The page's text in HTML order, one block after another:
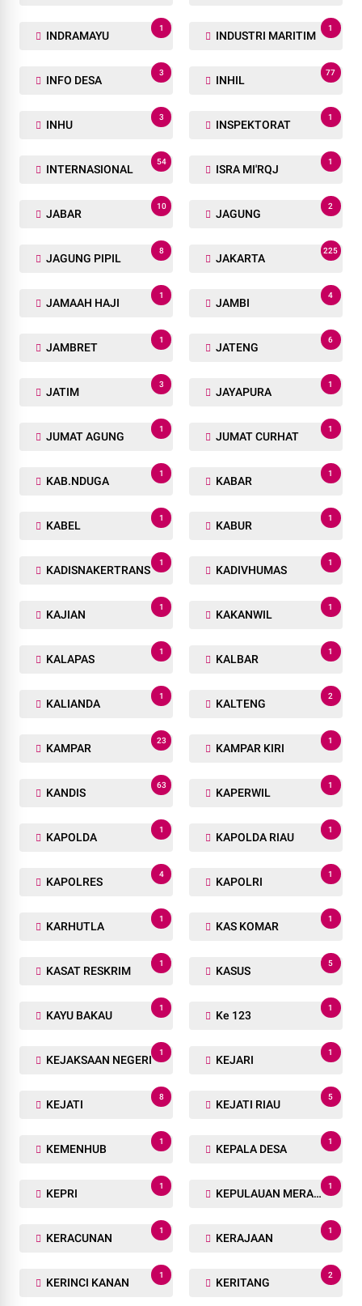
INDRAMAYU
1
INDUSTRI MARITIM
1
INFO DESA
3
INHIL
77
INHU
3
INSPEKTORAT
1
INTERNASIONAL
54
ISRA MI'RQJ
1
JABAR
10
JAGUNG
2
JAGUNG PIPIL
8
JAKARTA
225
JAMAAH HAJI
1
JAMBI
4
JAMBRET
1
JATENG
6
JATIM
3
JAYAPURA
1
JUMAT AGUNG
1
JUMAT CURHAT
1
KAB.NDUGA
1
KABAR
1
KABEL
1
KABUR
1
KADISNAKERTRANS
1
KADIVHUMAS
1
KAJIAN
1
KAKANWIL
1
KALAPAS
1
KALBAR
1
KALIANDA
1
KALTENG
2
KAMPAR
23
KAMPAR KIRI
1
KANDIS
63
KAPERWIL
1
KAPOLDA
1
KAPOLDA RIAU
1
KAPOLRES
4
KAPOLRI
1
KARHUTLA
1
KAS KOMAR
1
KASAT RESKRIM
1
KASUS
5
KAYU BAKAU
1
Ke 123
1
KEJAKSAAN NEGERI
1
KEJARI
1
KEJATI
8
KEJATI RIAU
5
KEMENHUB
1
KEPALA DESA
1
KEPRI
1
KEPULAUAN MERANTI
1
KERACUNAN
1
KERAJAAN
1
KERINCI KANAN
1
KERITANG
2